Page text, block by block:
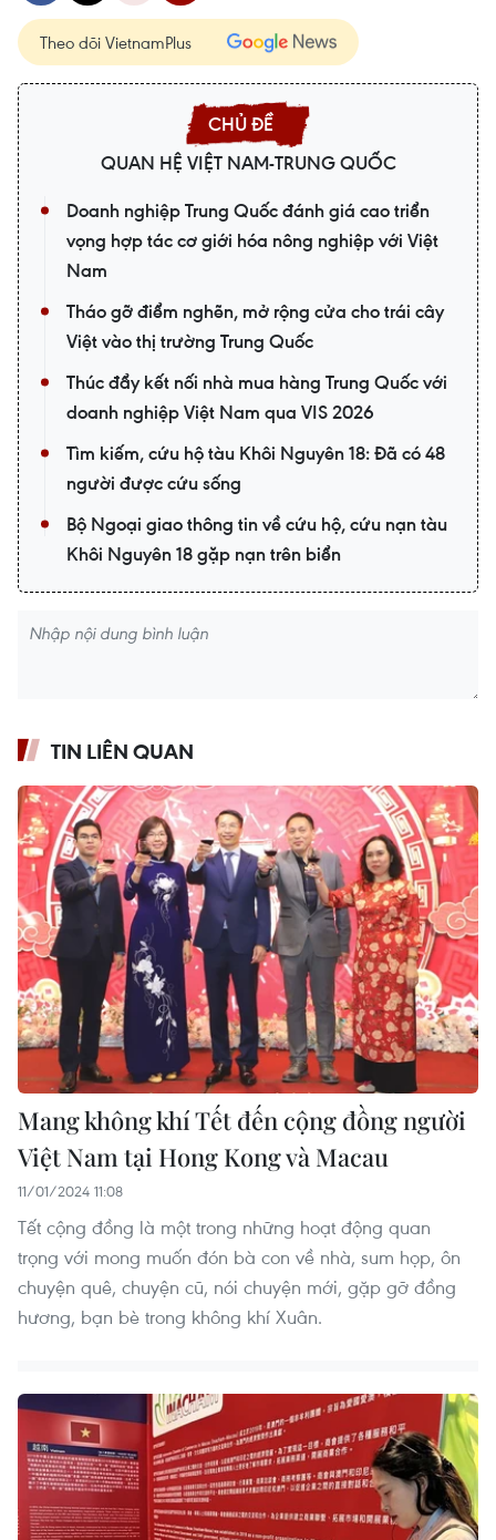
Theo dõi VietnamPlus
QUAN HỆ VIỆT NAM-TRUNG QUỐC
Doanh nghiệp Trung Quốc đánh giá cao triển
vọng hợp tác cơ giới hóa nông nghiệp với Việt
Nam
Tháo gỡ điểm nghẽn, mở rộng cửa cho trái cây
Việt vào thị trường Trung Quốc
Thúc đẩy kết nối nhà mua hàng Trung Quốc với
doanh nghiệp Việt Nam qua VIS 2026
Tìm kiếm, cứu hộ tàu Khôi Nguyên 18: Đã có 48
người được cứu sống
Bộ Ngoại giao thông tin về cứu hộ, cứu nạn tàu
Khôi Nguyên 18 gặp nạn trên biển
TIN LIÊN QUAN
Mang không khí Tết đến cộng đồng người
Việt Nam tại Hong Kong và Macau
11/01/2024 11:08
Tết cộng đồng là một trong những hoạt động quan
trọng với mong muốn đón bà con về nhà, sum họp, ôn
chuyện quê, chuyện cũ, nói chuyện mới, gặp gỡ đồng
hương, bạn bè trong không khí Xuân.